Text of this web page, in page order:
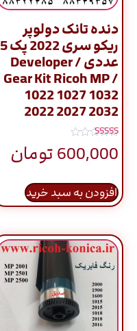
دنده تانک دولوپر
ریکو سری 2022 پک 5
عددی / Developer
Gear Kit Ricoh MP /
1022 1027 1032
2022 2027 2032
نمره
5.00
از 5
600,000تومان
افزودن به سبد خرید